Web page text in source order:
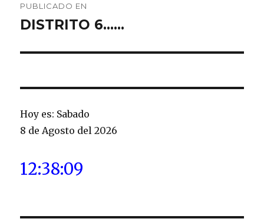
de
PUBLICADO EN
DISTRITO 6……
Hoy es: Sabado
8 de Agosto del 2026
12:38:10